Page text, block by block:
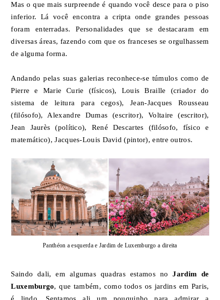
Mas o que mais surpreende é quando você desce para o piso
inferior. Lá você encontra a cripta onde grandes pessoas
foram enterradas. Personalidades que se destacaram em
diversas áreas, fazendo com que os franceses se orgulhassem
de alguma forma.
Andando pelas suas galerias reconhece-se túmulos como de
Pierre e Marie Curie (físicos), Louis Braille (criador do
sistema de leitura para cegos), Jean-Jacques Rousseau
(filósofo), Alexandre Dumas (escritor), Voltaire (escritor),
Jean Jaurès (político), René Descartes (filósofo, físico e
matemático), Jacques-Louis David (pintor), entre outros.
Panthéon a esquerda e Jardim de Luxemburgo a direita
Saindo dali, em algumas quadras estamos noJardim de
Luxemburgo, que também, como todos os jardins em Paris,
é lindo. Sentamos ali um pouquinho para admirar a